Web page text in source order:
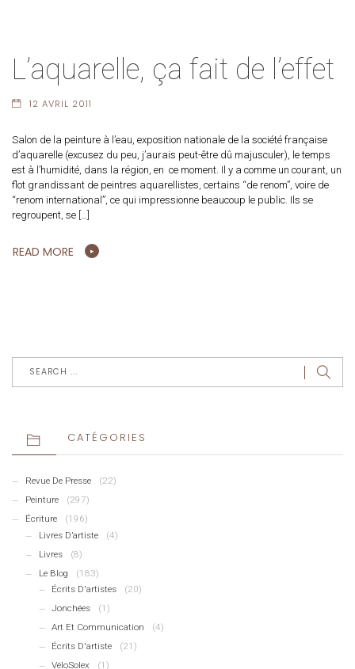
L’aquarelle, ça fait de l’effet
12 AVRIL 2011
Salon de la peinture à l’eau, exposition nationale de la société française
d’aquarelle (excusez du peu, j’aurais peut-être dû majusculer), le temps
est à l’humidité, dans la région, en ce moment. Il y a comme un courant, un
flot grandissant de peintres aquarellistes, certains “de renom”, voire de
“renom international”, ce qui impressionne beaucoup le public. Ils se
regroupent, se […]
READ MORE
CATÉGORIES
Revue De Presse
(22)
Peinture
(297)
Écriture
(196)
Livres D’artiste
(4)
Livres
(8)
Le Blog
(183)
Écrits D'artistes
(20)
Jonchées
(1)
Art Et Communication
(4)
Écrits D'artiste
(21)
VéloSolex
(1)